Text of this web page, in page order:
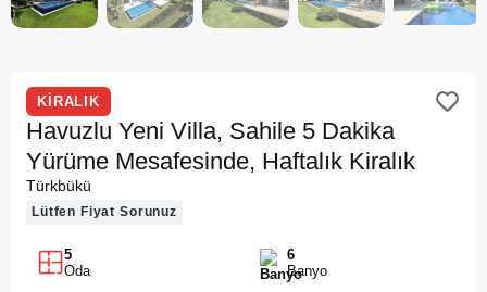
KİRALIK
Havuzlu Yeni Villa, Sahile 5 Dakika
Yürüme Mesafesinde, Haftalık Kiralık
Türkbükü
Lütfen Fiyat Sorunuz
5
Oda
6
Banyo